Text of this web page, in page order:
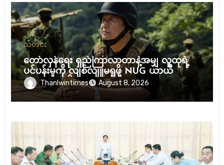
သတင်း
တော်လှန်ရေး ရှည်ကြာလာတာနဲ့အမျှ လူထုရဲ့
ပင်ပန်းမှုကို လျစ်လျူမရှုဖို့ NUG ယာယီ
သမ္မတ သတိပေး
Thanlwintimes August 8, 2026